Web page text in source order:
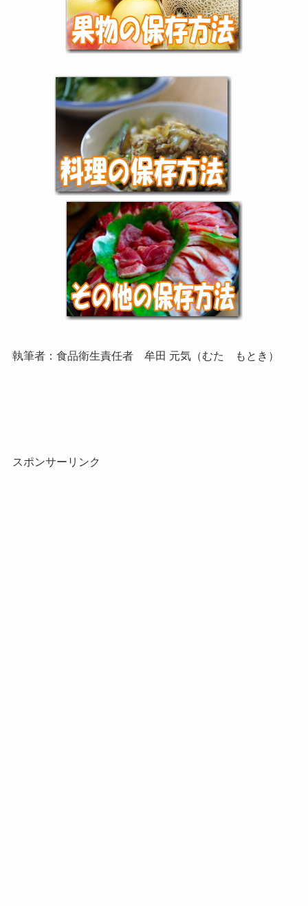
執筆者：食品衛生責任者 牟田 元気（むた もとき）
スポンサーリンク